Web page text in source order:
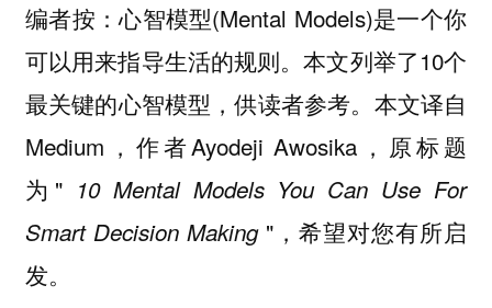
编者按：心智模型(Mental Models)是一个你
可以用来指导生活的规则。本文列举了10个
最关键的心智模型，供读者参考。本文译自
Medium，作者Ayodeji Awosika，原标题
为" 10 Mental Models You Can Use For
Smart Decision Making"，希望对您有所启
发。